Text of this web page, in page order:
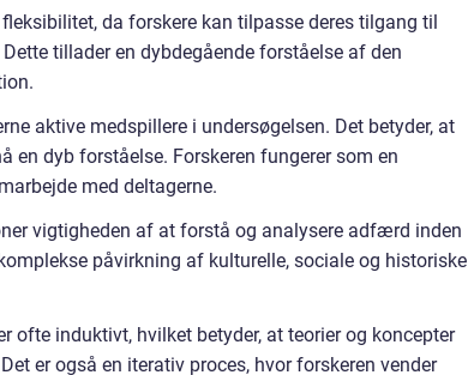
da forskere kan tilpasse deres tilgang til
tillader en dybdegående forståelse af den
aktive medspillere i undersøgelsen. Det betyder, at
en dyb forståelse. Forskeren fungerer som en
med deltagerne.
vigtigheden af at forstå og analysere adfærd inden
påvirkning af kulturelle, sociale og historiske
ofte induktivt, hvilket betyder, at teorier og koncepter
er også en iterativ proces, hvor forskeren vender